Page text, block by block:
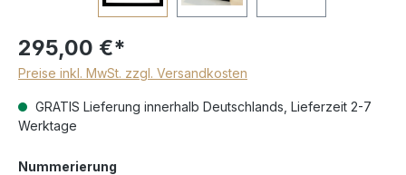
295,00 €*
Preise inkl. MwSt. zzgl. Versandkosten
GRATIS Lieferung innerhalb Deutschlands, Lieferzeit 2-7
Werktage
Nummerierung